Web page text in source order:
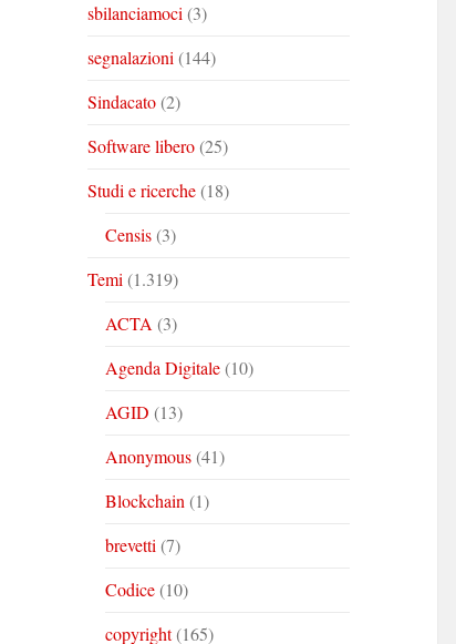
sbilanciamoci (3)
segnalazioni (144)
Sindacato(2)
Software libero(25)
Studi e ricerche(18)
Censis(3)
Temi (1.319)
ACTA (3)
Agenda Digitale(10)
AGID (13)
Anonymous(41)
Blockchain (1)
brevetti (7)
Codice(10)
copyright(165)